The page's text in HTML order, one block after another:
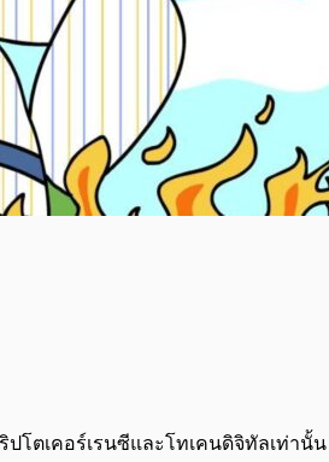
โตเคอร์เรนซีและโทเคนดิจิทัลเท่า